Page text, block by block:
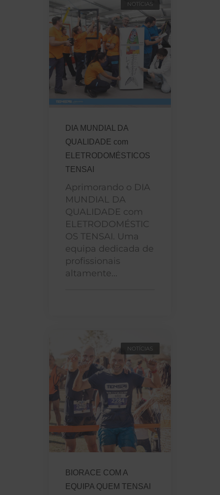
NOTÍCIAS
DIA MUNDIAL DA
QUALIDADE com
ELETRODOMÉSTICOS
TENSAI
Aprimorando o DIA
MUNDIAL DA
QUALIDADE com
ELETRODOMÉSTIC
OS TENSAI. Uma
equipa dedicada de
profissionais
altamente...
NOTÍCIAS
BIORACE COM A
EQUIPA QUEM TENSAI